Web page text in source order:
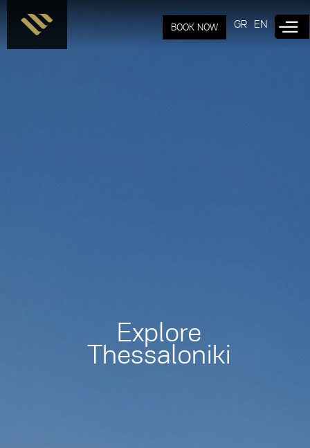
BOOK NOW GR EN
Explore
Thessaloniki